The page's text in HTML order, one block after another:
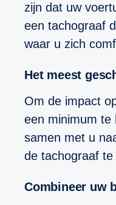
zijn dat uw
een tachograaf
waar u zich
Het meest
Om de impact
een minimum te
samen met u
de tachograaf te
Combineer uw